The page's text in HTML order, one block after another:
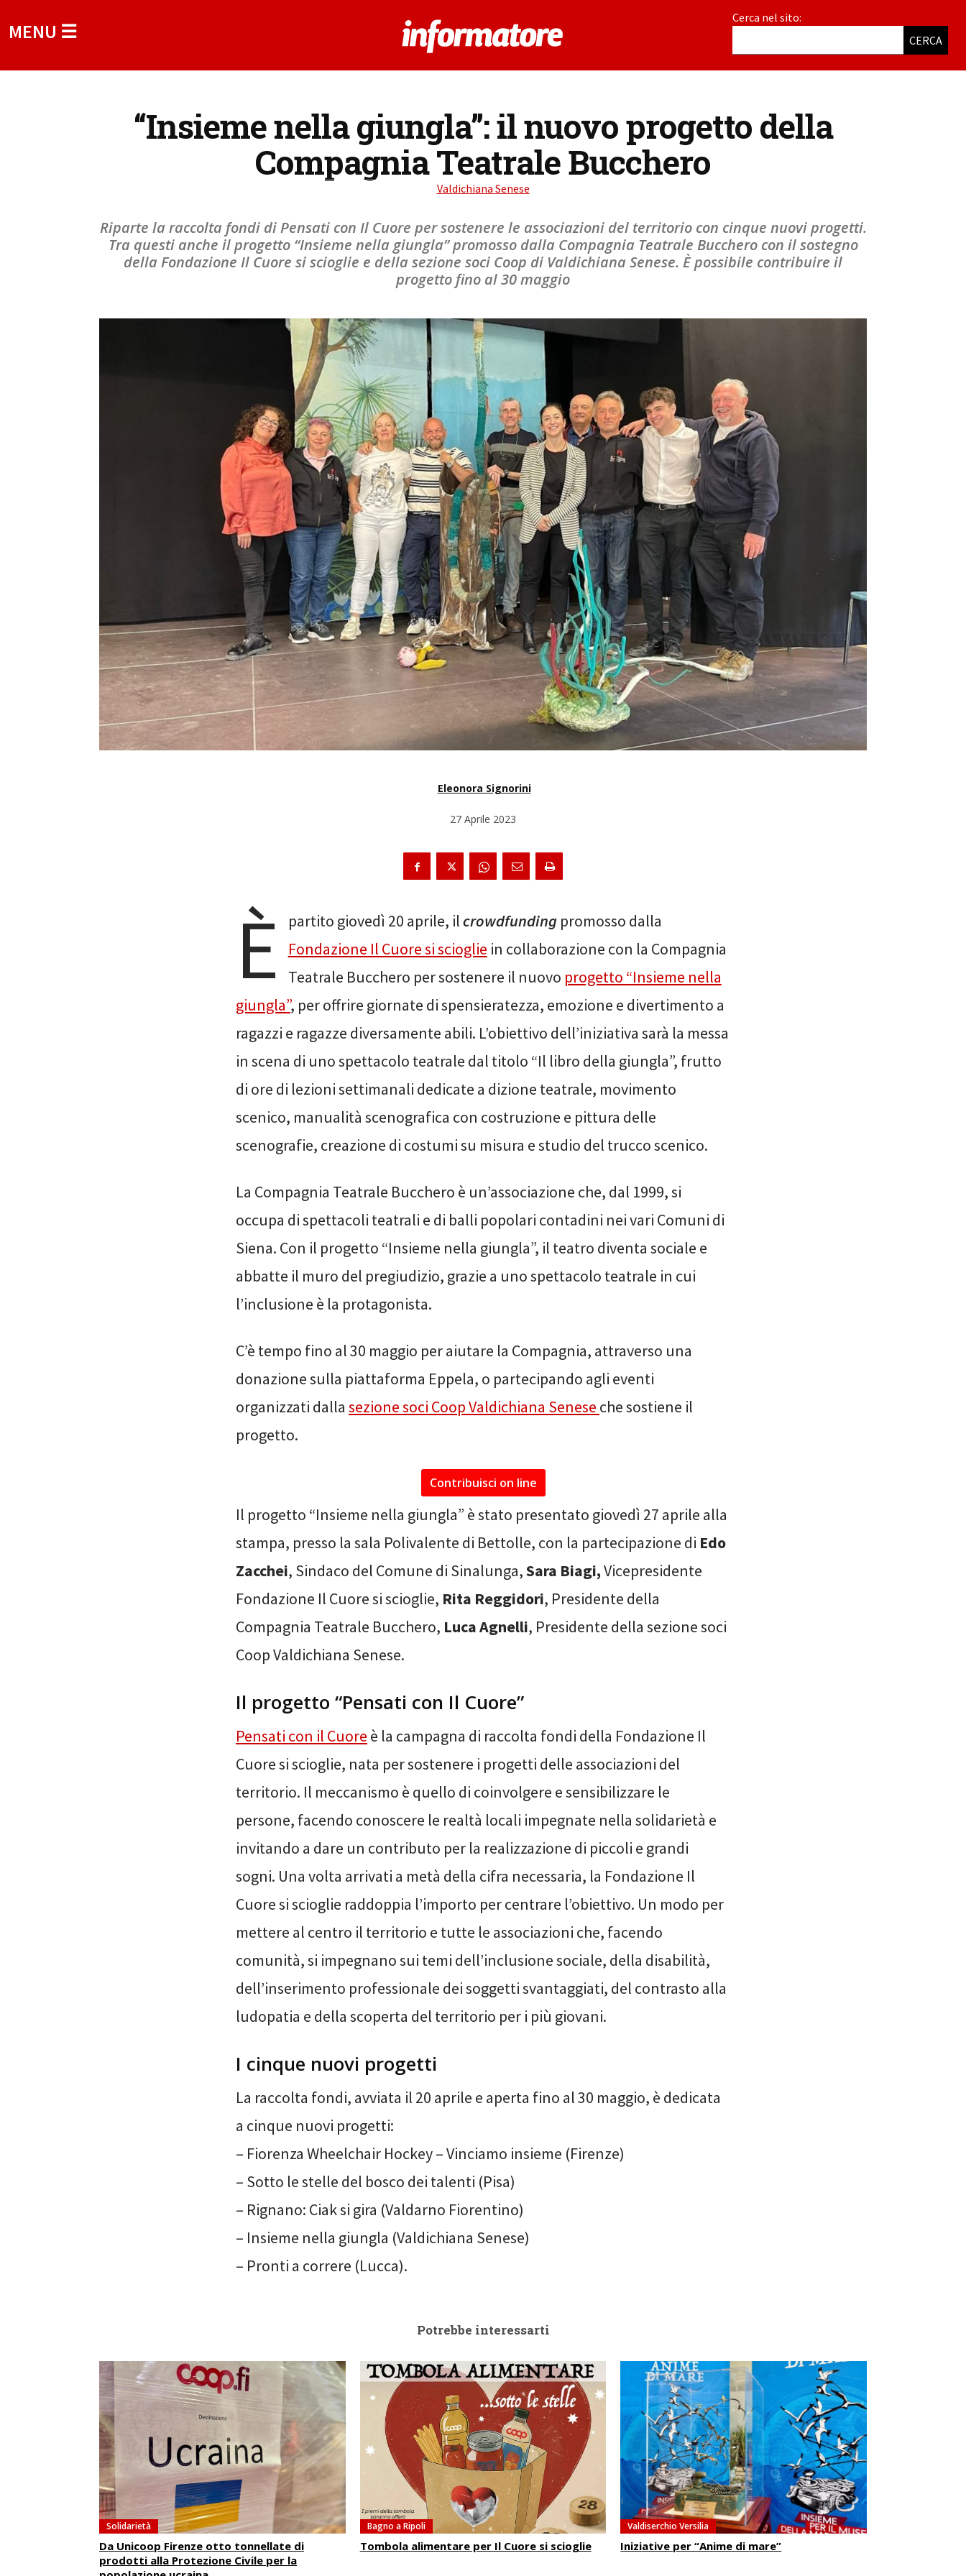
MENU ☰
Cerca nel sito:
CERCA
“Insieme nella giungla”: il nuovo progetto della
Compagnia Teatrale Bucchero
Valdichiana Senese
Riparte la raccolta fondi di Pensati con Il Cuore per sostenere le associazioni del territorio con cinque nuovi progetti.
Tra questi anche il progetto “Insieme nella giungla” promosso dalla Compagnia Teatrale Bucchero con il sostegno
della Fondazione Il Cuore si scioglie e della sezione soci Coop di Valdichiana Senese. È possibile contribuire il
progetto fino al 30 maggio
Eleonora Signorini
27 Aprile 2023
È partito giovedì 20 aprile, ilcrowdfundingpromosso dalla
Fondazione Il Cuore si scioglie in collaborazione con la Compagnia
Teatrale Bucchero per sostenere il nuovo progetto “Insieme nella
giungla”, per offrire giornate di spensieratezza, emozione e divertimento a
ragazzi e ragazze diversamente abili. L’obiettivo dell’iniziativa sarà la messa
in scena di uno spettacolo teatrale dal titolo “Il libro della giungla”, frutto
di ore di lezioni settimanali dedicate a dizione teatrale, movimento
scenico, manualità scenografica con costruzione e pittura delle
scenografie, creazione di costumi su misura e studio del trucco scenico.
La Compagnia Teatrale Bucchero è un’associazione che, dal 1999, si
occupa di spettacoli teatrali e di balli popolari contadini nei vari Comuni di
Siena. Con il progetto “Insieme nella giungla”, il teatro diventa sociale e
abbatte il muro del pregiudizio, grazie a uno spettacolo teatrale in cui
l’inclusione è la protagonista.
C’è tempo fino al 30 maggio per aiutare la Compagnia, attraverso una
donazione sulla piattaforma Eppela, o partecipando agli eventi
organizzati dalla sezione soci Coop Valdichiana Senese che sostiene il
progetto.
Contribuisci on line
Il progetto “Insieme nella giungla” è stato presentato giovedì 27 aprile alla
stampa, presso la sala Polivalente di Bettolle, con la partecipazione di Edo
Zacchei, Sindaco del Comune di Sinalunga,Sara Biagi,Vicepresidente
Fondazione Il Cuore si scioglie, Rita Reggidori, Presidente della
Compagnia Teatrale Bucchero, Luca Agnelli, Presidente della sezione soci
Coop Valdichiana Senese.
Il progetto “Pensati con Il Cuore”
Pensati con il Cuore è la campagna di raccolta fondi della Fondazione Il
Cuore si scioglie, nata per sostenere i progetti delle associazioni del
territorio. Il meccanismo è quello di coinvolgere e sensibilizzare le
persone, facendo conoscere le realtà locali impegnate nella solidarietà e
invitando a dare un contributo per la realizzazione di piccoli e grandi
sogni. Una volta arrivati a metà della cifra necessaria, la Fondazione Il
Cuore si scioglie raddoppia l’importo per centrare l’obiettivo. Un modo per
mettere al centro il territorio e tutte le associazioni che, facendo
comunità, si impegnano sui temi dell’inclusione sociale, della disabilità,
dell’inserimento professionale dei soggetti svantaggiati, del contrasto alla
ludopatia e della scoperta del territorio per i più giovani.
I cinque nuovi progetti
La raccolta fondi, avviata il 20 aprile e aperta fino al 30 maggio, è dedicata
a cinque nuovi progetti:
– Fiorenza Wheelchair Hockey – Vinciamo insieme (Firenze)
– Sotto le stelle del bosco dei talenti (Pisa)
– Rignano: Ciak si gira (Valdarno Fiorentino)
– Insieme nella giungla (Valdichiana Senese)
– Pronti a correre (Lucca).
Potrebbe interessarti
Solidarietà
Da Unicoop Firenze otto tonnellate di
prodotti alla Protezione Civile per la
Bagno a Ripoli
Tombola alimentare per Il Cuore si scioglie
Valdiserchio Versilia
Iniziative per “Anime di mare”